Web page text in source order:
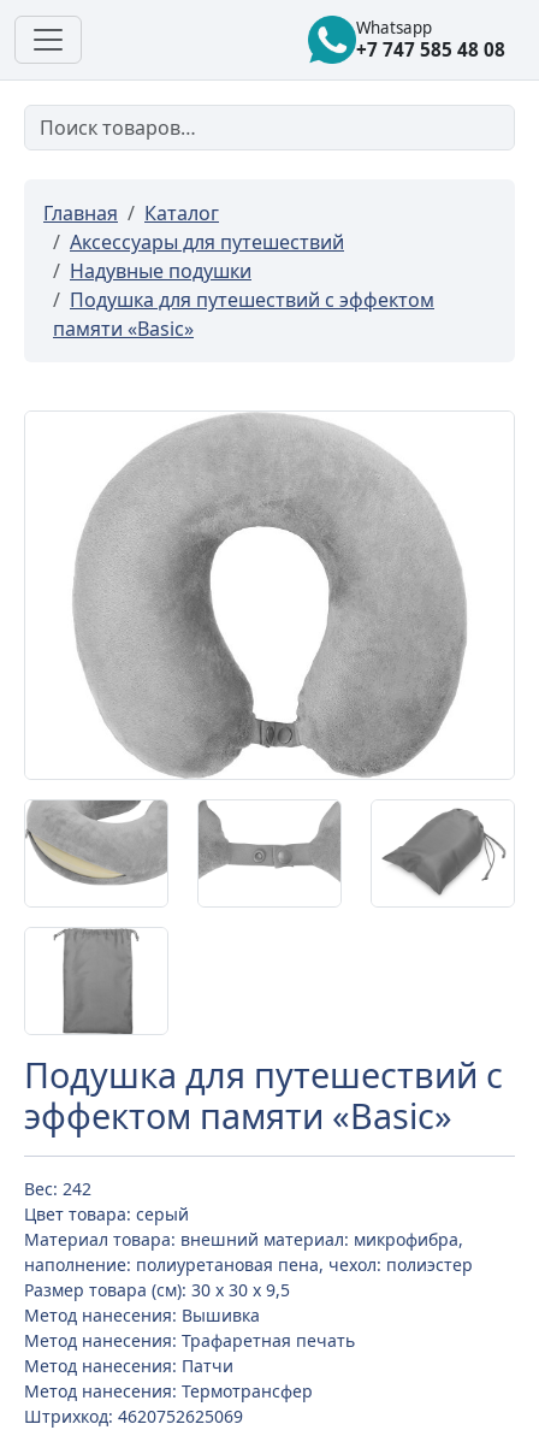
Whatsapp
+7 747 585 48 08
Главная
Каталог
Аксессуары для путешествий
Надувные подушки
Подушка для путешествий с эффектом
памяти «Basic»
Подушка для путешествий с
эффектом памяти «Basic»
Вес: 242
Цвет товара: серый
Материал товара: внешний материал: микрофибра,
наполнение: полиуретановая пена, чехол: полиэстер
Размер товара (см): 30 х 30 х 9,5
Метод нанесения: Вышивка
Метод нанесения: Трафаретная печать
Метод нанесения: Патчи
Метод нанесения: Термотрансфер
Штрихкод: 4620752625069